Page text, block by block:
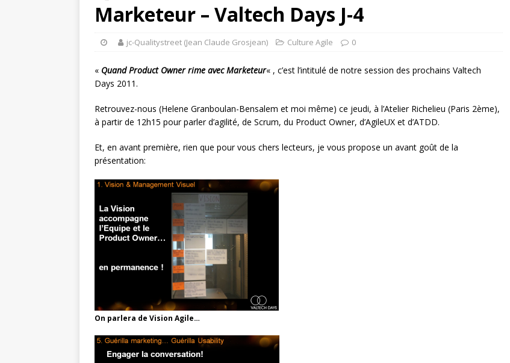
Marketeur – Valtech Days J-4
jc-Qualitystreet (Jean Claude Grosjean) Culture Agile 0
« Quand Product Owner rime avec Marketeur« , c’est l’intitulé de notre session des prochains Valtech
Days 2011.
Retrouvez-nous (Helene Granboulan-Bensalem et moi même) ce jeudi, à l’Atelier Richelieu (Paris 2ème),
à partir de 12h15 pour parler d’agilité, de Scrum, du Product Owner, d’AgileUX et d’ATDD.
Et, en avant première, rien que pour vous chers lecteurs, je vous propose un avant goût de la
présentation:
On parlera de Vision Agile…